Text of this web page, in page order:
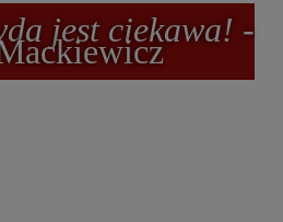
jest ciekawa! -